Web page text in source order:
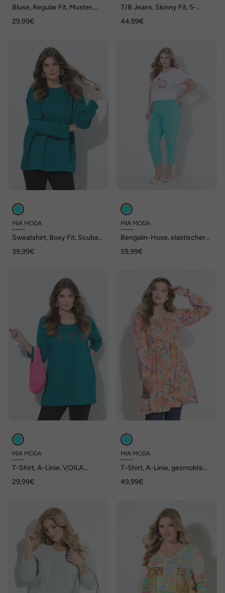
Bluse, Regular Fit, Muster,
29,99€
7/8 Jeans, Skinny Fit, 5-
44,99€
MIA MODA
Sweatshirt, Boxy Fit, Scuba-
39,99€
MIA MODA
Bengalin-Hose, elastischer
59,99€
MIA MODA
T-Shirt, A-Linie, VOILA
29,99€
MIA MODA
T-Shirt, A-Linie, gesmokte
49,99€